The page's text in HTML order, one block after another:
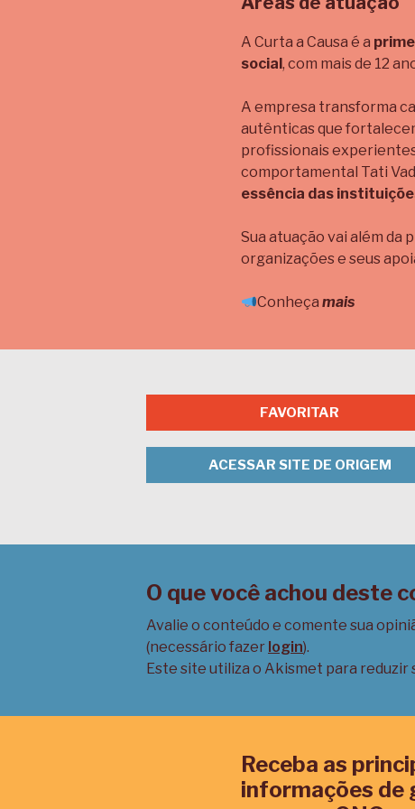
A Curta a Causa é a
social, com mais de 12
A empresa transforma
autênticas que
profissionais
comportamental Tati
essência das
Sua atuação vai além da
organizações e seus
Conheçamais
FAVORITAR
ACESSAR SITE DE ORIGEM
O que você achou deste
Avalie o conteúdo e comente sua
(necessário fazer login).
Este site utiliza o Akismet para reduzir
Receba as
informações de